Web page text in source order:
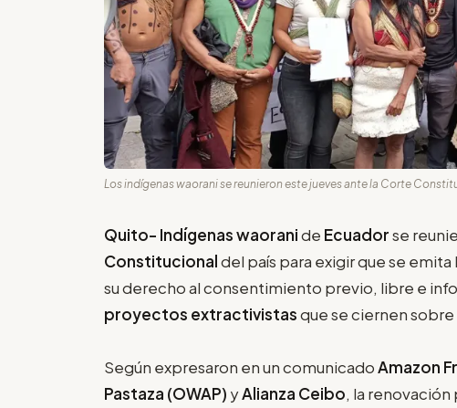
Los indígenas waorani se reunieron este jueves ante la Corte
Quito- Indígenas waoranide Ecuadorse
Constitucionaldel país para exigir que se
su derecho al consentimiento previo, libre e
proyectos extractivistasque se ciernen
Según expresaron en un comunicadoAmazon
Pastaza (OWAP) yAlianza Ceibo, la renovación